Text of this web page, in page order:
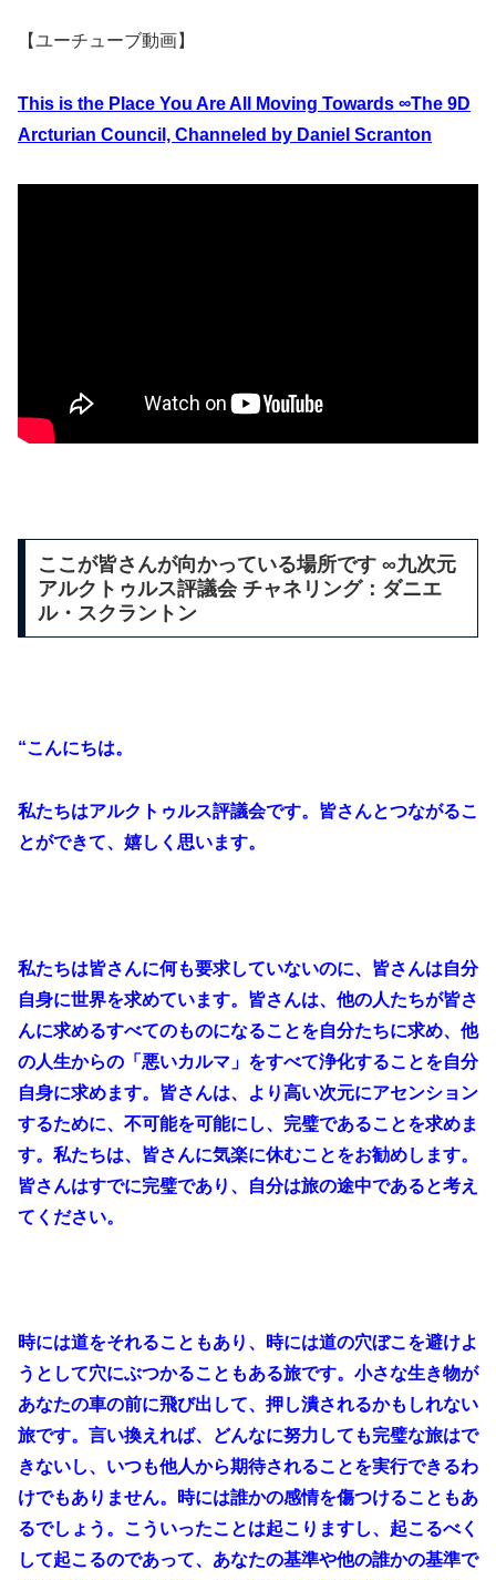
【ユーチューブ動画】
This is the Place You Are All Moving Towards ∞The 9D
Arcturian Council, Channeled by Daniel Scranton
ここが皆さんが向かっている場所です ∞九次元
アルクトゥルス評議会 チャネリング：ダニエ
ル・スクラントン
“こんにちは。
私たちはアルクトゥルス評議会です。皆さんとつながるこ
とができて、嬉しく思います。
私たちは皆さんに何も要求していないのに、皆さんは自分
自身に世界を求めています。皆さんは、他の人たちが皆さ
んに求めるすべてのものになることを自分たちに求め、他
の人生からの「悪いカルマ」をすべて浄化することを自分
自身に求めます。皆さんは、より高い次元にアセンション
するために、不可能を可能にし、完璧であることを求めま
す。私たちは、皆さんに気楽に休むことをお勧めします。
皆さんはすでに完璧であり、自分は旅の途中であると考え
てください。
時には道をそれることもあり、時には道の穴ぼこを避けよ
うとして穴にぶつかることもある旅です。小さな生き物が
あなたの車の前に飛び出して、押し潰されるかもしれない
旅です。言い換えれば、どんなに努力しても完璧な旅はで
きないし、いつも他人から期待されることを実行できるわ
けでもありません。時には誰かの感情を傷つけることもあ
るでしょう。こういったことは起こりますし、起こるべく
して起こるのであって、あなたの基準や他の誰かの基準で